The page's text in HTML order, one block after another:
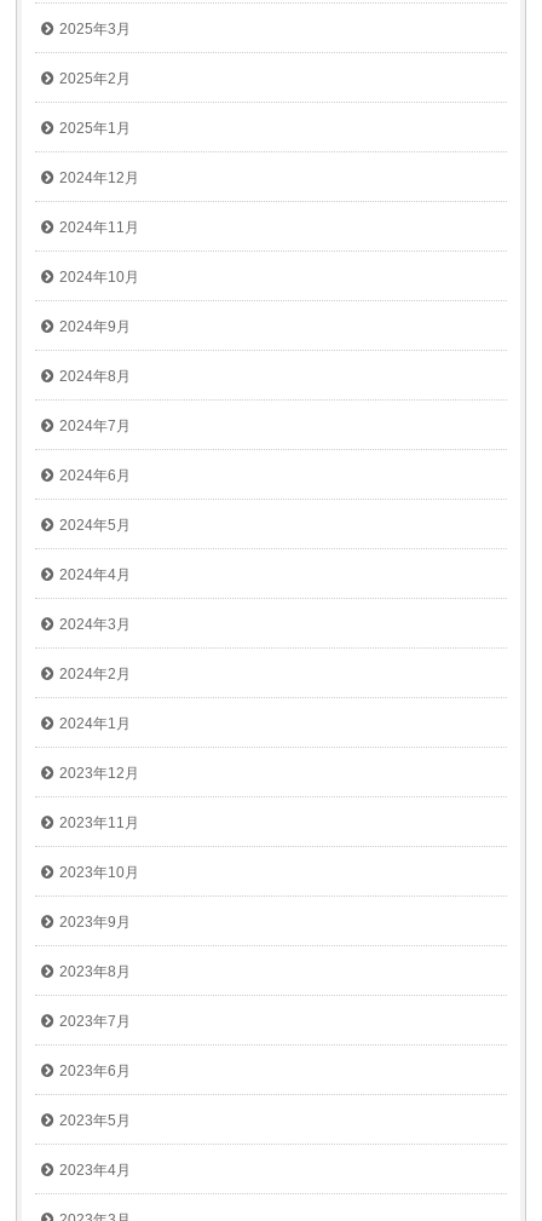
2025年3月
2025年2月
2025年1月
2024年12月
2024年11月
2024年10月
2024年9月
2024年8月
2024年7月
2024年6月
2024年5月
2024年4月
2024年3月
2024年2月
2024年1月
2023年12月
2023年11月
2023年10月
2023年9月
2023年8月
2023年7月
2023年6月
2023年5月
2023年4月